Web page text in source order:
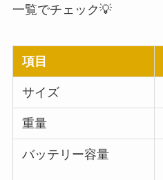
一覧でチェック💡
項目
サイズ
重量
バッテリー容量